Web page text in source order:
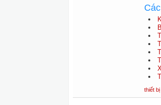
thiết